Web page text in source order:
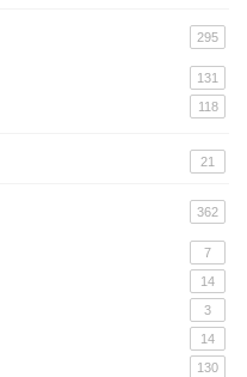
295
131
118
21
362
7
14
3
14
130